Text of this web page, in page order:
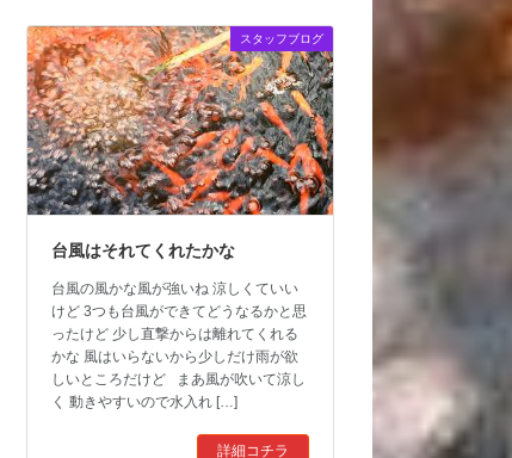
スタッフブログ
台風はそれてくれたかな
台風の風かな風が強いね 涼しくていい
けど 3つも台風ができてどうなるかと思
ったけど 少し直撃からは離れてくれる
かな 風はいらないから少しだけ雨が欲
しいところだけど まあ風が吹いて涼し
く 動きやすいので水入れ […]
詳細コチラ